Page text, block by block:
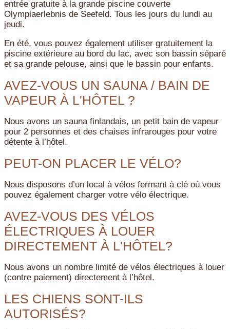
entrée gratuite à la grande piscine couverte
Olympiaerlebnis de Seefeld. Tous les jours du lundi au
jeudi.
En été, vous pouvez également utiliser gratuitement la
piscine extérieure au bord du lac, avec son bassin séparé
et sa grande pelouse, ainsi que le bassin pour enfants.
AVEZ-VOUS UN SAUNA / BAIN DE
VAPEUR À L'HÔTEL ?
Nous avons un sauna finlandais, un petit bain de vapeur
pour 2 personnes et des chaises infrarouges pour votre
détente à l’hôtel.
PEUT-ON PLACER LE VÉLO?
Nous disposons d’un local à vélos fermant à clé où vous
pouvez également charger votre vélo électrique.
AVEZ-VOUS DES VÉLOS
ÉLECTRIQUES À LOUER
DIRECTEMENT À L'HÔTEL?
Nous avons un nombre limité de vélos électriques à louer
(contre paiement) directement à l’hôtel.
LES CHIENS SONT-ILS
AUTORISÉS?